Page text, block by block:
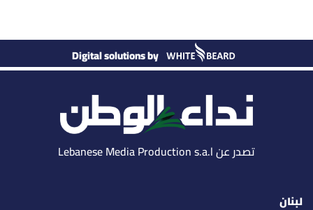
Digital solutions by
تصدر عن Lebanese Media Production s.a.l
لبنان